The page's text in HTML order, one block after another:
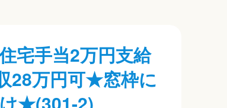
宅手当2万円支給
28万円可★窓枠に